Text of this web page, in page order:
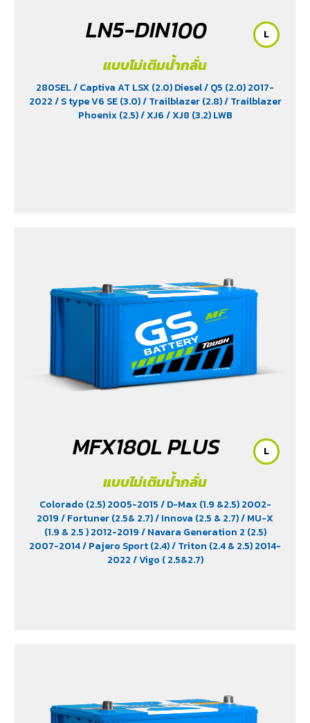
LN5-DIN100
แบบไม่เติมน้ำกลั่น
280SEL/ Captiva AT LSX (2.0) Diesel/ Q5 (2.0) 2017-
2022/ S type V6 SE (3.0)/ Trailblazer (2.8)/ Trailblazer
Phoenix (2.5)/ XJ6/ XJ8 (3.2) LWB
L
MFX180L PLUS
แบบไม่เติมน้ำกลั่น
Colorado (2.5) 2005-2015/ D-Max (1.9 &2.5) 2002-
2019/ Fortuner (2.5& 2.7)/ Innova (2.5 & 2.7)/ MU-X
(1.9 & 2.5 ) 2012-2019/ Navara Generation 2 (2.5)
2007-2014/ Pajero Sport (2.4)/ Triton (2.4 & 2.5) 2014-
2022/ Vigo ( 2.5&2.7)
L